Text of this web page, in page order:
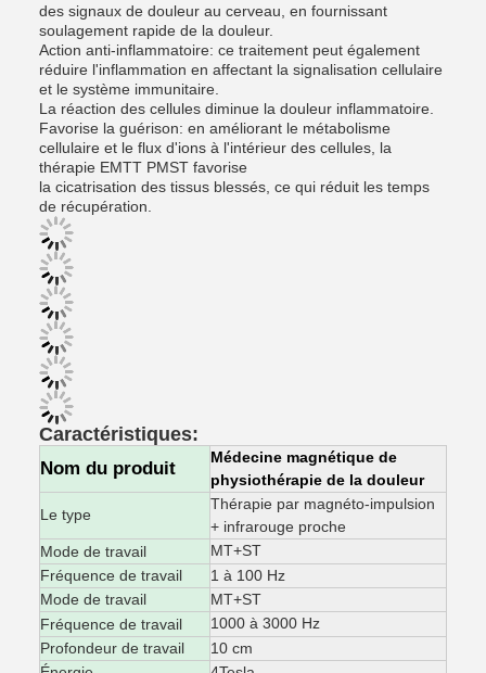
des signaux de douleur au cerveau, en fournissant
soulagement rapide de la douleur.
Action anti-inflammatoire: ce traitement peut également
réduire l'inflammation en affectant la signalisation cellulaire
et le système immunitaire.
La réaction des cellules diminue la douleur inflammatoire.
Favorise la guérison: en améliorant le métabolisme
cellulaire et le flux d'ions à l'intérieur des cellules, la
thérapie EMTT PMST favorise
la cicatrisation des tissus blessés, ce qui réduit les temps
de récupération.
Caractéristiques:
Nom du produit
Médecine magnétique de
physiothérapie de la douleur
Le type
Thérapie par magnéto-impulsion
+ infrarouge proche
Mode de travail
MT+ST
Fréquence de travail
1 à 100 Hz
Mode de travail
MT+ST
Fréquence de travail
1000 à 3000 Hz
Profondeur de travail
10 cm